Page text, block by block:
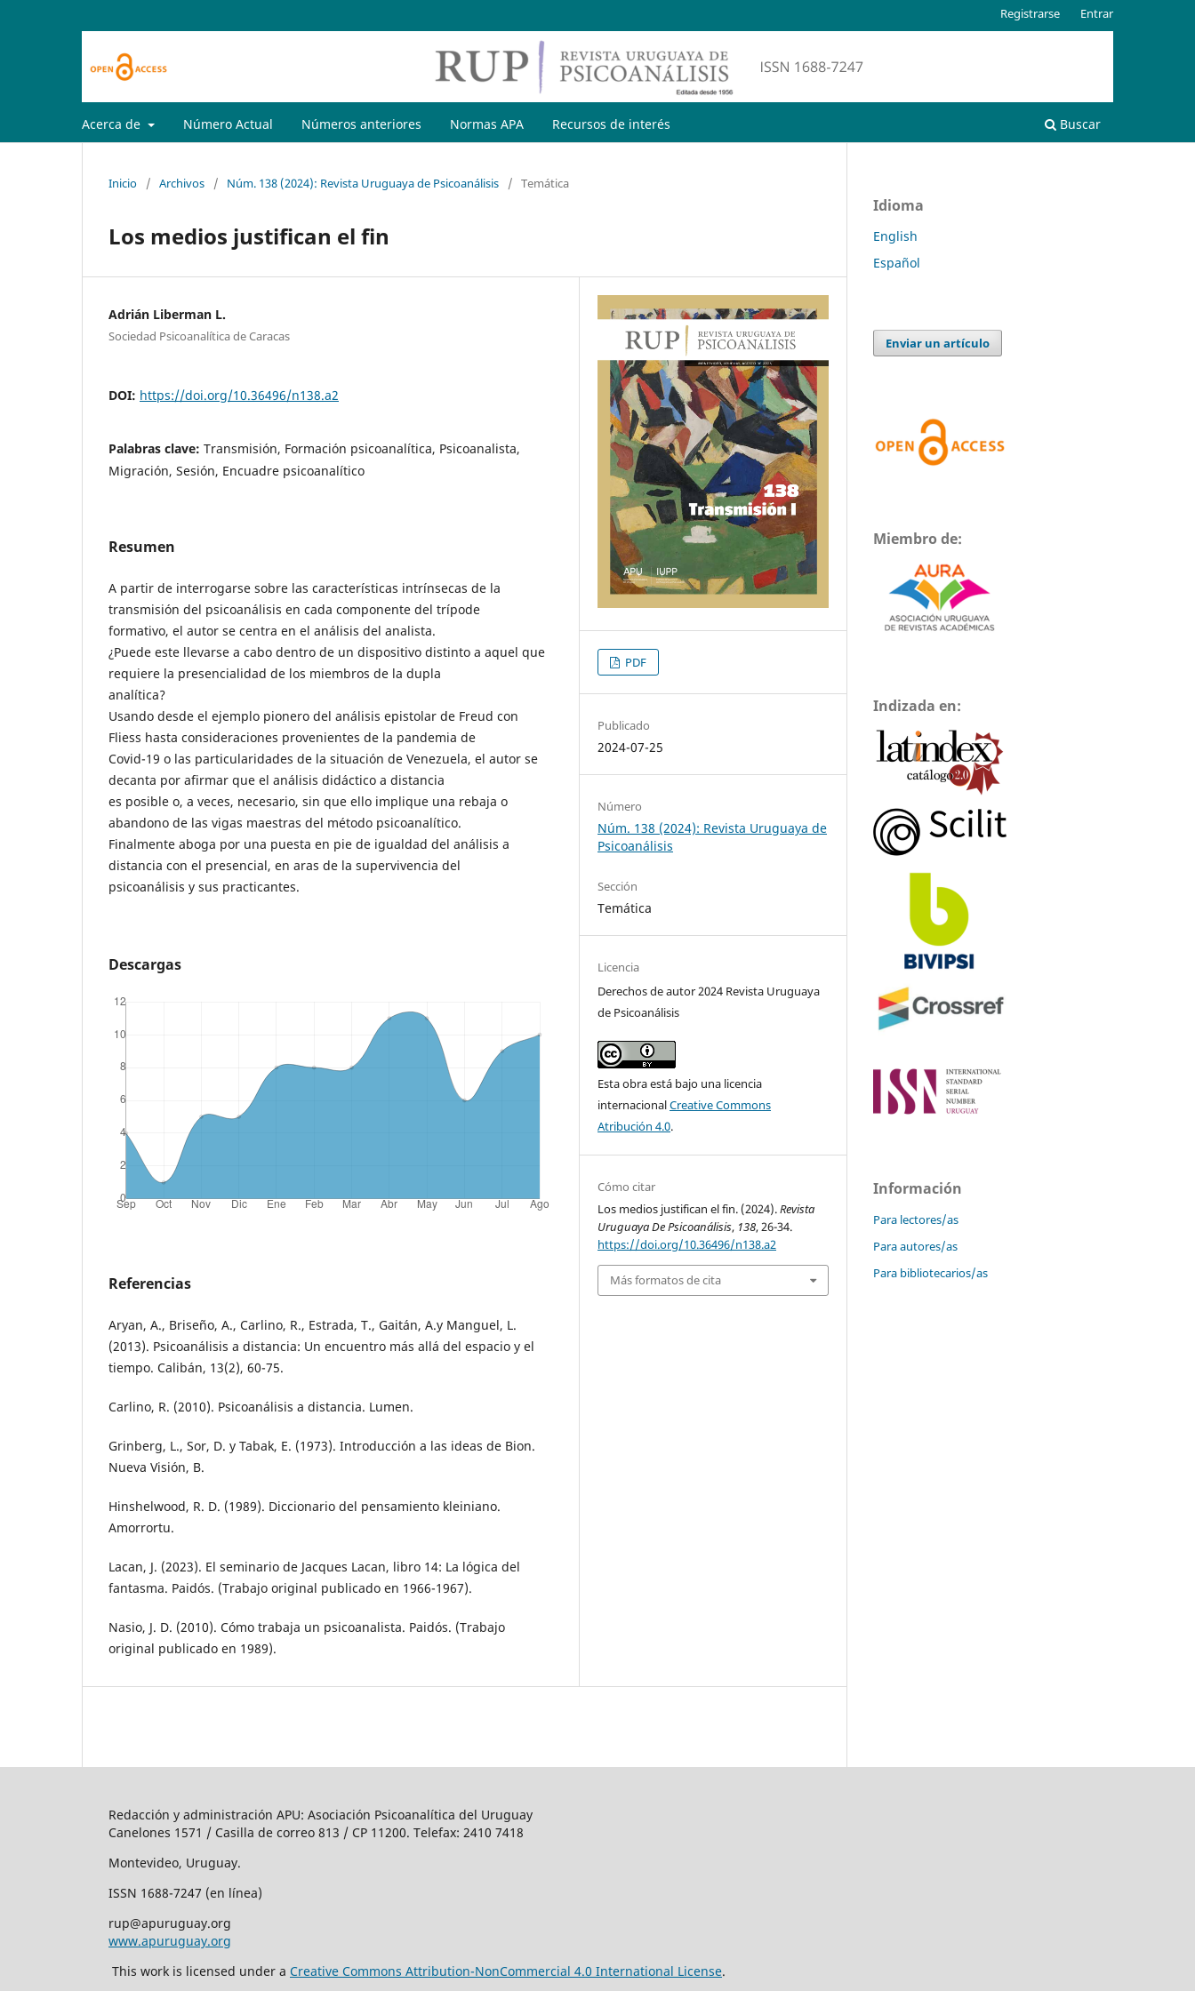
Acerca de Número Actual Números anteriores Normas APA Recursos de interés Buscar
Registrarse Entrar
Inicio / Archivos / Núm. 138 (2024): Revista Uruguaya de Psicoanálisis / Temática
Los medios justifican el fin
Adrián Liberman L.
Sociedad Psicoanalítica de Caracas
DOI: https://doi.org/10.36496/n138.a2
Palabras clave: Transmisión, Formación psicoanalítica, Psicoanalista,
Migración, Sesión, Encuadre psicoanalítico
Resumen
A partir de interrogarse sobre las características intrínsecas de la
transmisión del psicoanálisis en cada componente del trípode
formativo, el autor se centra en el análisis del analista.
¿Puede este llevarse a cabo dentro de un dispositivo distinto a aquel que
requiere la presencialidad de los miembros de la dupla
analítica?
Usando desde el ejemplo pionero del análisis epistolar de Freud con
Fliess hasta consideraciones provenientes de la pandemia de
Covid-19 o las particularidades de la situación de Venezuela, el autor se
decanta por afirmar que el análisis didáctico a distancia
es posible o, a veces, necesario, sin que ello implique una rebaja o
abandono de las vigas maestras del método psicoanalítico.
Finalmente aboga por una puesta en pie de igualdad del análisis a
distancia con el presencial, en aras de la supervivencia del
psicoanálisis y sus practicantes.
Descargas
Referencias
Aryan, A., Briseño, A., Carlino, R., Estrada, T., Gaitán, A.y Manguel, L.
(2013). Psicoanálisis a distancia: Un encuentro más allá del espacio y el
tiempo. Calibán, 13(2), 60-75.
Carlino, R. (2010). Psicoanálisis a distancia. Lumen.
Grinberg, L., Sor, D. y Tabak, E. (1973). Introducción a las ideas de Bion.
Nueva Visión, B.
Hinshelwood, R. D. (1989). Diccionario del pensamiento kleiniano.
Amorrortu.
Lacan, J. (2023). El seminario de Jacques Lacan, libro 14: La lógica del
fantasma. Paidós. (Trabajo original publicado en 1966-1967).
Nasio, J. D. (2010). Cómo trabaja un psicoanalista. Paidós. (Trabajo
original publicado en 1989).
PDF
Publicado
2024-07-25
Número
Núm. 138 (2024): Revista Uruguaya de
Psicoanálisis
Sección
Temática
Licencia
Derechos de autor 2024 Revista Uruguaya
de Psicoanálisis
Esta obra está bajo una licencia
internacionalCreative Commons
Atribución 4.0.
Cómo citar
Los medios justifican el fin. (2024).Revista
Uruguaya De Psicoanálisis, 138, 26-34.
https://doi.org/10.36496/n138.a2
Más formatos de cita
Idioma
English
Español
Enviar un artículo
Miembro de:
Indizada en:
Información
Para lectores/as
Para autores/as
Para bibliotecarios/as
Redacción y administración APU: Asociación Psicoanalítica del Uruguay
Canelones 1571 / Casilla de correo 813 / CP 11200. Telefax: 2410 7418
Montevideo, Uruguay.
ISSN 1688-7247 (en línea)
rup@apuruguay.org
www.apuruguay.org
This work is licensed under a Creative Commons Attribution-NonCommercial 4.0 International License.